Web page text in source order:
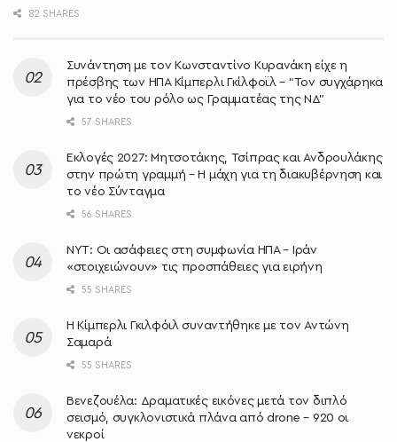
82 SHARES
Συνάντηση με τον Κωνσταντίνο Κυρανάκη είχε η
πρέσβης των ΗΠΑ Κίμπερλι Γκίλφοϊλ – “Τον συγχάρηκα
για το νέο του ρόλο ως Γραμματέας της ΝΔ”
57 SHARES
Εκλογές 2027: Μητσοτάκης, Τσίπρας και Ανδρουλάκης
στην πρώτη γραμμή – Η μάχη για τη διακυβέρνηση και
το νέο Σύνταγμα
56 SHARES
NYT: Οι ασάφειες στη συμφωνία ΗΠΑ – Ιράν
«στοιχειώνουν» τις προσπάθειες για ειρήνη
55 SHARES
Η Κίμπερλι Γκιλφόιλ συναντήθηκε με τον Αντώνη
Σαμαρά
55 SHARES
Βενεζουέλα: Δραματικές εικόνες μετά τον διπλό
σεισμό, συγκλονιστικά πλάνα από drone – 920 οι
νεκροί